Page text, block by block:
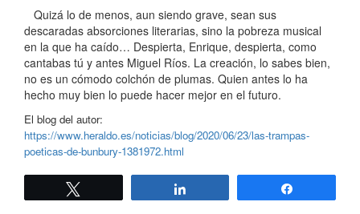
Quizá lo de menos, aun siendo grave, sean sus
descaradas absorciones literarias, sino la pobreza musical
en la que ha caído… Despierta, Enrique, despierta, como
cantabas tú y antes Miguel Ríos. La creación, lo sabes bien,
no es un cómodo colchón de plumas. Quien antes lo ha
hecho muy bien lo puede hacer mejor en el futuro.
El blog del autor:
https://www.heraldo.es/noticias/blog/2020/06/23/las-trampas-
poeticas-de-bunbury-1381972.html